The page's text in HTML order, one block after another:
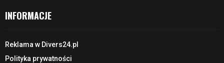
INFORMACJE
Reklama w Divers24.pl
Polityka prywatności